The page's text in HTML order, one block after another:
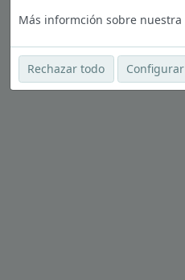
Más informción sobre nuestra
Rechazar todo Configurar